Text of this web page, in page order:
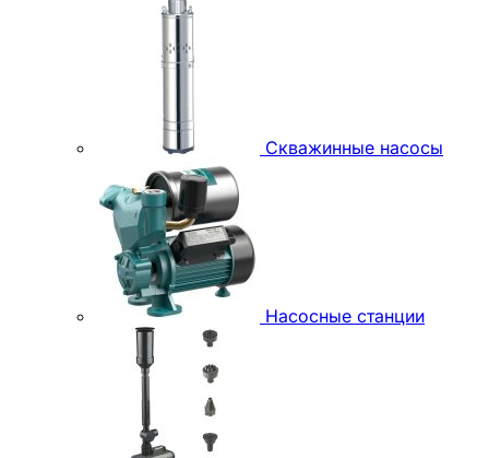
Скважинные насосы
Насосные станции